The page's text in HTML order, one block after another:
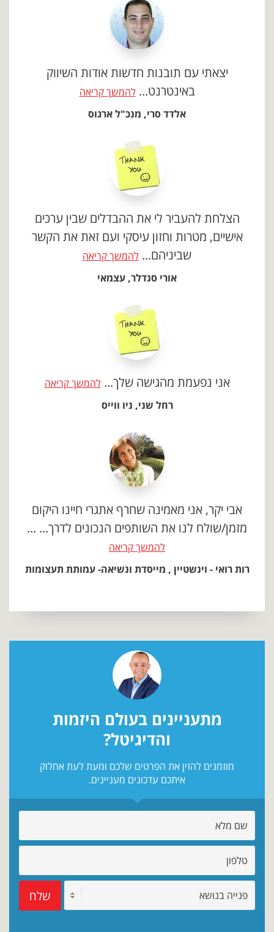
יצאתי עם תובנות חדשות אודות השיווק
באינטרנט...להמשך קריאה
אלדד סרי, מנכ"ל ארגוס
הצלחת להעביר לי את ההבדלים שבין ערכים
אישיים, מטרות וחזון עיסקי ועם זאת את הקשר
שביניהם... להמשך קריאה
אורי סנדלר, עצמאי
אני נפעמת מהגישה שלך...להמשך קריאה
רחל שני, ניו ווייס
אבי יקר, אני מאמינה שחרף אתגרי חיינו היקום
מזמן/שולח לנו את השותפים הנכונים לדרך... ...
להמשך קריאה
רות רואי - וינשטיין , מייסדת ונשיאה- עמותת תעצומות
מתעניינים בעולם היזמות
והדיגיטל?
מוזמנים להזין את הפרטים שלכם ומעת לעת אחלוק
איתכם עדכונים מעניינים.
שלח